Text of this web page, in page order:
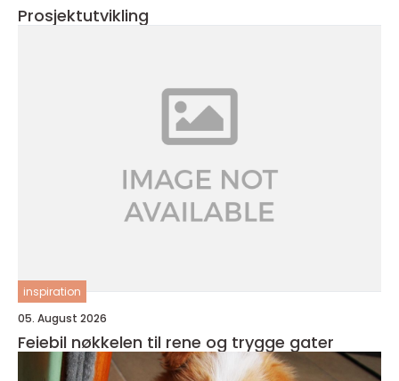
Prosjektutvikling
inspiration
05. August 2026
Feiebil nøkkelen til rene og trygge gater